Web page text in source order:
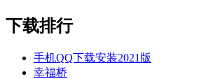
下载排行
手机QQ下载安装2021版
幸福桥